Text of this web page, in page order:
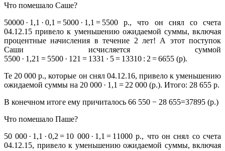
Что помешало Саше?
50000 · 1,1 · 0,1 = 5000 · 1,1 = 5500 р., что он снял со счета
04.12.15 привело к уменьшению ожидаемой суммы, включая
процентные начисления в течение 2 лет! А этот поступок
Саши исчисляется суммой
5500 · 1,21 = 5500 · 121 = 1331 · 5 = 13310 : 2 = 6655 (р).
Те 20 000 р., которые он снял 04.12.16, привело к уменьшению
ожидаемой суммы на 20 000 · 1,1 = 22 000 (р.). Итого: 28 655 р.
В конечном итоге ему причиталось 66 550 − 28 655=37895 (р.)
Что помешало Паше?
50 000 · 1,1 · 0,2 = 10 000 · 1,1 = 11000 р., что он снял со счета
04.12.15, привело к уменьшению ожидаемой суммы, включая